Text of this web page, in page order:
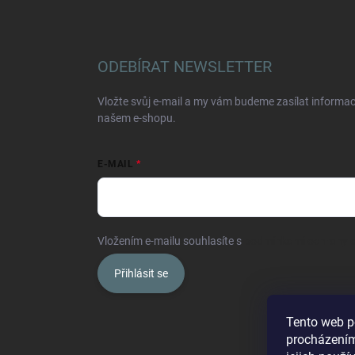
Tento web
ODEBÍRAT NEWSLETTER
Vložte svůj e-mail a my vám budeme zasílat
našem e-shopu.
E-MAIL
Vložením e-mailu souhlasíte s
Přihlásit se